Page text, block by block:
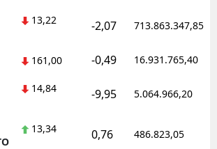
13,22 -2,07 713.863.347,85
161,00 -0,49 16.931.765,40
14,84 -9,95 5.064.966,20
13,34 0,76 486.823,05